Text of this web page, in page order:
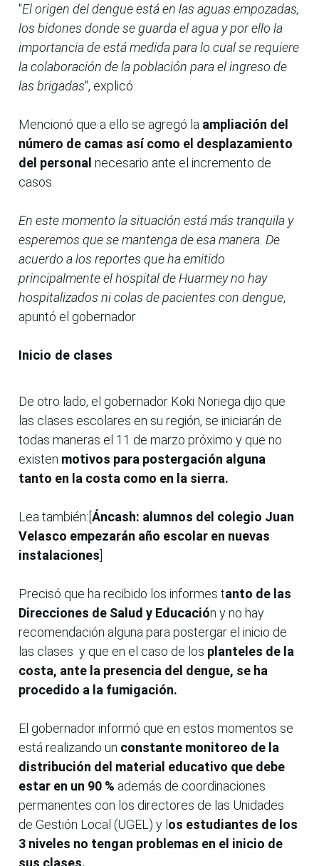
"El origen del dengue está en las aguas empozadas,
los bidones donde se guarda el agua y por ello la
importancia de está medida para lo cual se requiere
la colaboración de la población para el ingreso de
las brigadas", explicó.
Mencionó que a ello se agregó la ampliación del
número de camas así como el desplazamiento
del personal necesario ante el incremento de
casos.
En este momento la situación está más tranquila y
esperemos que se mantenga de esa manera. De
acuerdo a los reportes que ha emitido
principalmente el hospital de Huarmey no hay
hospitalizados ni colas de pacientes con dengue,
apuntó el gobernador
Inicio de clases
De otro lado, el gobernador Koki Noriega dijo que
las clases escolares en su región, se iniciarán de
todas maneras el 11 de marzo próximo y que no
existen motivos para postergación alguna
tanto en la costa como en la sierra.
Lea también:[ Áncash: alumnos del colegio Juan
Velasco empezarán año escolar en nuevas
instalaciones
Precisó que ha recibido los informes tanto de las
Direcciones de Salud y Educación y no hay
recomendación alguna para postergar el inicio de
las clases y que en el caso de los planteles de la
costa, ante la presencia del dengue, se ha
procedido a la fumigación.
El gobernador informó que en estos momentos se
está realizando un constante monitoreo de la
distribución del material educativo que debe
estar en un 90 % además de coordinaciones
permanentes con los directores de las Unidades
de Gestión Local (UGEL) y l os estudiantes de los
3 niveles no tengan problemas en el inicio de
sus clases.